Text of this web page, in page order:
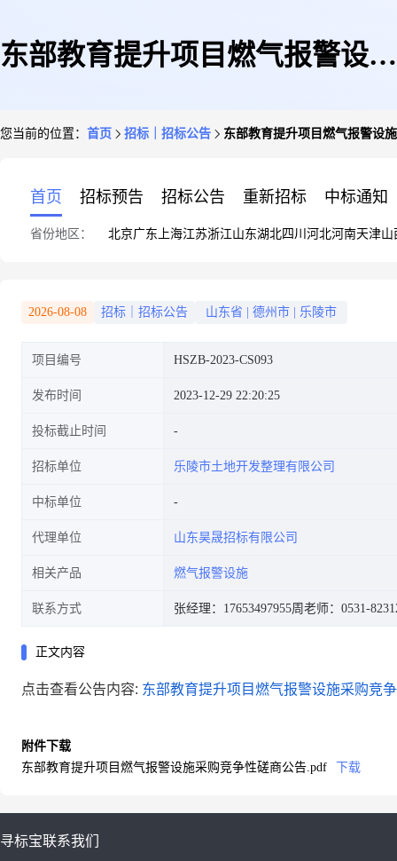
东部教育提升项目燃气报警设施
您当前的位置： 首页 招标｜招标公告 东部教育提升项目燃气报警设
首页 招标预告 招标公告 重新招标 中标通知
省份地区： 北京广东 上海江苏浙江山东湖北四川 河北河南天津山
2026-08-08 招标｜招标公告 山东省 德州市 乐陵市
项目编号 HSZB-2023-CS093
发布时间 2023-12-29 22:20:25
投标截止时间
招标单位 乐陵市土地开发整理有限公司
中标单位
代理单位 山东昊晟招标有限公司
相关产品 燃气报警设施
联系方式 张经理：17653497955周老师：0531-
正文内容
点击查看公告内容: 东部教育提升项目燃气报警设施采购竞
附件下载
东部教育提升项目燃气报警设施采购竞争性磋商公告.pdf
下载
寻标宝联系我们